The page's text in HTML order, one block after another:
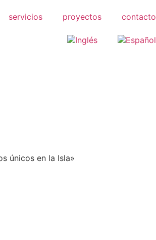
servicios proyectos contacto
únicos en la Isla»